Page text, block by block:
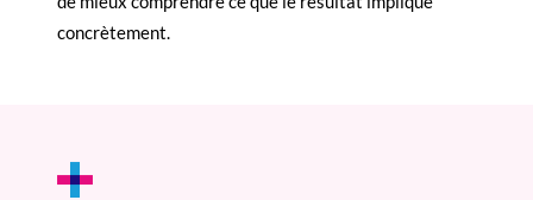
concrètement.